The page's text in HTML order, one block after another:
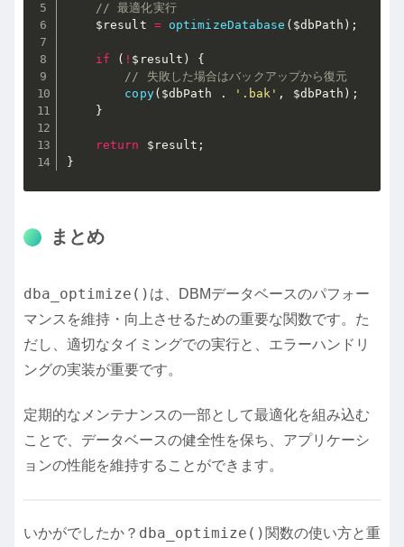
// 最適化実行
$result = optimizeDatabase ( $dbPath ) ;
if ( ! $result )
{
// 失敗した場合はバックアップから復元
copy( $dbPath . '.bak' , $dbPath ) ;
}
return $result ;
}
まとめ
dba_optimize() は、DBMデータベースのパフォー
マンスを維持・向上させるための重要な関数です。た
だし、適切なタイミングでの実行と、エラーハンドリ
ングの実装が重要です。
定期的なメンテナンスの一部として最適化を組み込む
ことで、データベースの健全性を保ち、アプリケーシ
ョンの性能を維持することができます。
いかがでしたか？ dba_optimize() 関数の使い方と重